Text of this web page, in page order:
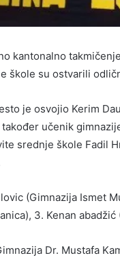
kantonalno
škole su ostvarili
je osvojio Kerim
učenik
srednje škole Fadil
(Gimnazija Ismet
3. Kenan
Dr. Mustafa